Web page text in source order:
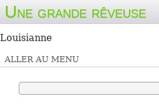
Une grande rêveuse
Louisianne
ALLER AU MENU